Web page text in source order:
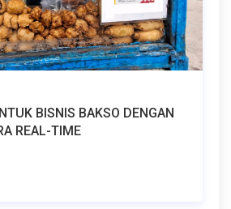
BISNIS BAKSO DENGAN
REAL-TIME